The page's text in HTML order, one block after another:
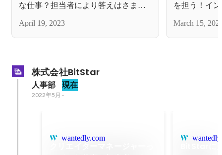
な仕事？担当者により答えはさまざ
みた【Starインタビュー】
April 19, 2023
を担う！イ
は【Starイン
March 15,
株式会社BitStar
人事部 現在
2022年5月 -
wantedly.com